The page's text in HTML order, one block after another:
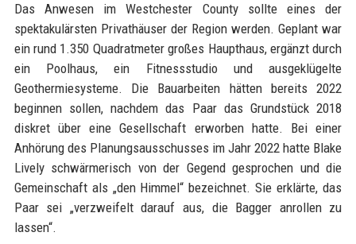
Das Anwesen im Westchester County sollte eines der
spektakulärsten Privathäuser der Region werden. Geplant war
ein rund 1.350 Quadratmeter großes Haupthaus, ergänzt durch
ein Poolhaus, ein Fitnessstudio und ausgeklügelte
Geothermiesysteme. Die Bauarbeiten hätten bereits 2022
beginnen sollen, nachdem das Paar das Grundstück 2018
diskret über eine Gesellschaft erworben hatte. Bei einer
Anhörung des Planungsausschusses im Jahr 2022 hatte Blake
Lively schwärmerisch von der Gegend gesprochen und die
Gemeinschaft als „den Himmel“ bezeichnet. Sie erklärte, das
Paar sei „verzweifelt darauf aus, die Bagger anrollen zu
lassen“.